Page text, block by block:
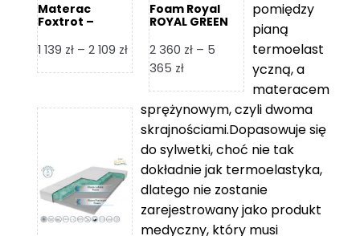
Materac
Foxtrot –
1 139 zł – 2 109 złZakres
cen:
1
139 zł
do
2
109 zł
Foam Royal
ROYAL GREEN
piankowy
2 360 zł – 5
365 złZakres
od
2
360 zł
5
365 zł
pomiędzy
pianą
termoelast
yczną, a
materacem
sprężynowym, czyli dwoma
skrajnościami.Dopasowuje się
do sylwetki, choć nie tak
dokładnie jak termoelastyka,
dlatego nie zostanie
zarejestrowany jako produkt
medyczny, który musi